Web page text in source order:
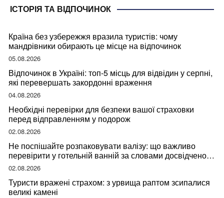
ІСТОРІЯ ТА ВІДПОЧИНОК
Країна без узбережжя вразила туристів: чому
мандрівники обирають це місце на відпочинок
05.08.2026
Відпочинок в Україні: топ-5 місць для відвідин у серпні,
які перевершать закордонні враження
04.08.2026
Необхідні перевірки для безпеки вашої страховки
перед відправленням у подорож
02.08.2026
Не поспішайте розпаковувати валізу: що важливо
перевірити у готельній ванній за словами досвідченої
мандрівниці
02.08.2026
Туристи вражені страхом: з урвища раптом зсипалися
великі камені